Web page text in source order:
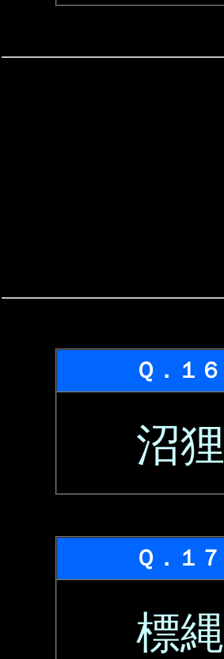
Ｑ．１６
沼狸
Ｑ．１７
標縄